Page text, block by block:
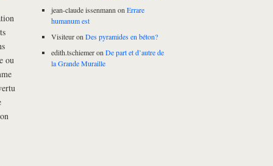
ou
jean-claude issenmannonErrare
humanum est
VisiteuronDes pyramides en béton?
edith.tschiemeronDe part et d’autre de
la Grande Muraille